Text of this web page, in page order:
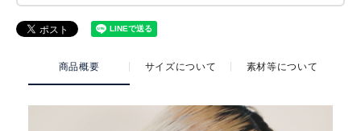
商品概要 サイズについて 素材等について